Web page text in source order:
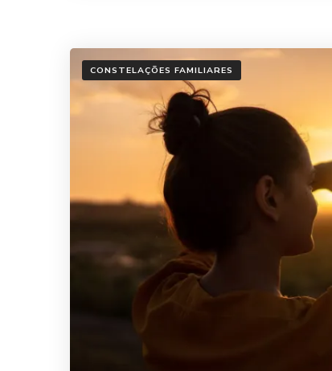
CONSTELAÇÕES FAMILIARES